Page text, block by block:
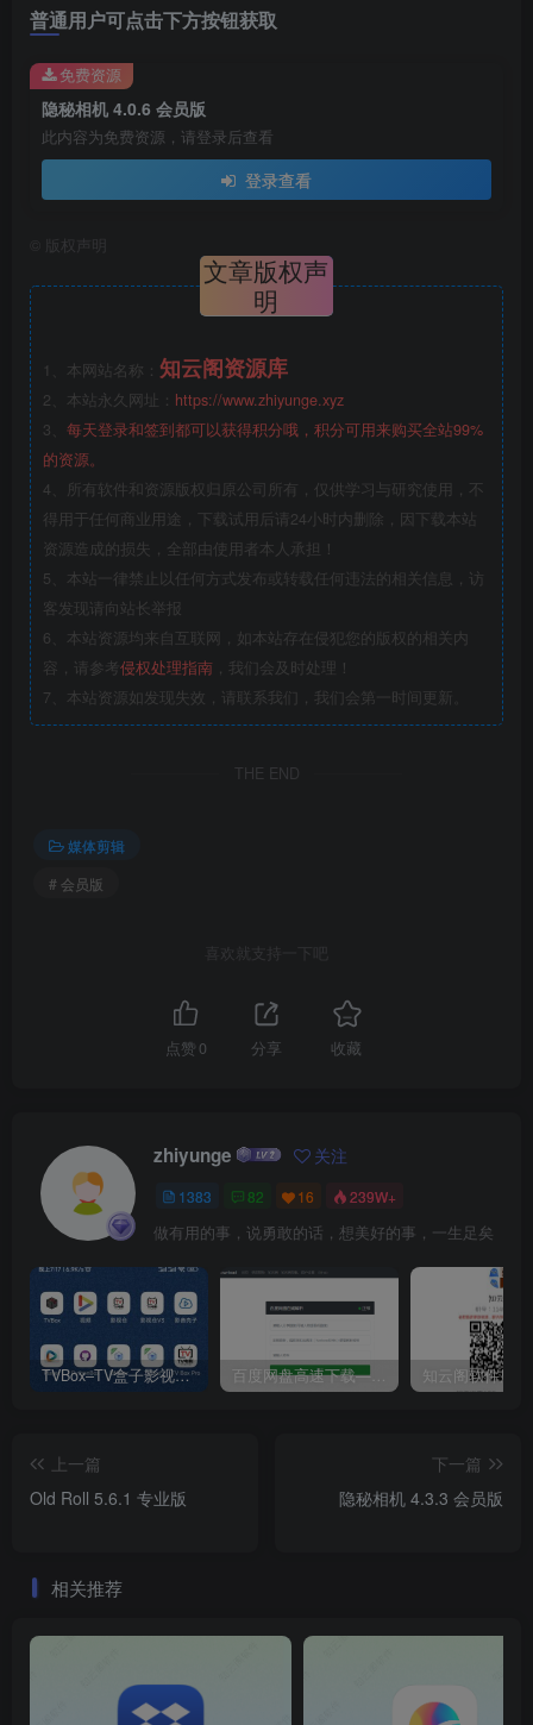
普通用户可点击下方按钮获取
隐秘相机 4.0.6 会员版
此内容为免费资源，请登录后查看
登录查看
免费资源
版权声明
文章版权声
明
1、本网站名称： 知云阁资源库
2、本站永久网址： https://www.zhiyunge.xyz
3、 每天登录和签到都可以获得积分哦，积分可用来购买全站99%
的资源。
4、所有软件和资源版权归原公司所有，仅供学习与研究使用，不
得用于任何商业用途，下载试用后请24小时内删除，因下载本站
资源造成的损失，全部由使用者本人承担！
5、本站一律禁止以任何方式发布或转载任何违法的相关信息，访
客发现请向站长举报
6、本站资源均来自互联网，如本站存在侵犯您的版权的相关内
容，请参考侵权处理指南 ，我们会及时处理！
7、本站资源如发现失效，请联系我们，我们会第一时间更新。
THE END
媒体剪辑
# 会员版
喜欢就支持一下吧
点赞 0 分享 收藏
zhiyunge 关注
1383 82 16 239W+
做有用的事，说勇敢的话，想美好的事，一生足矣
TVBox–TV盒子影视神器【附视频源和下载地址】【附自带源软件】 百度网盘高速下载——解析站点汇总
上一篇
Old Roll 5.6.1 专业版
下一篇
隐秘相机 4.3.3 会员版
相关推荐